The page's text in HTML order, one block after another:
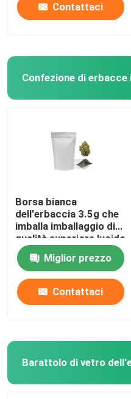
Contattaci
Confezione di erbacce
Borsa bianca
dell'erbaccia 3.5g che
imballa imballaggio di
qualità superiore lucido
dell'erbaccia
Miglior prezzo
Contattaci
Barattolo di vetro